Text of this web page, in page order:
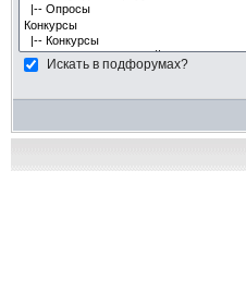
Искать в подфорумах?